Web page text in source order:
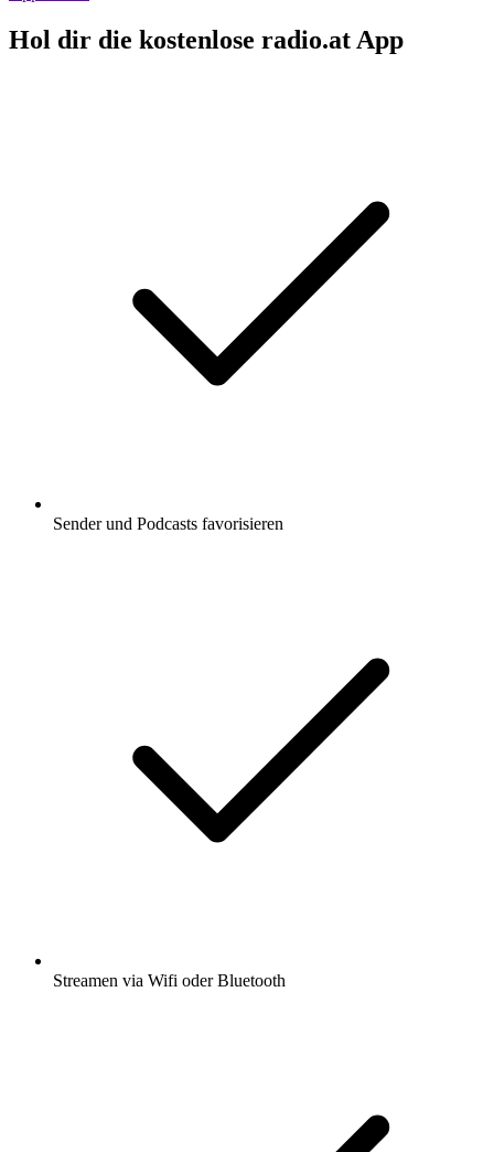
Hol dir die kostenlose radio.at App
Sender und Podcasts favorisieren
Streamen via Wifi oder Bluetooth